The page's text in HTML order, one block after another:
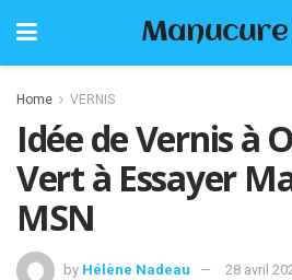
Home VERNIS
Idée de Vernis à
Vert à Essayer
MSN
by Hélène Nadeau 28 avril